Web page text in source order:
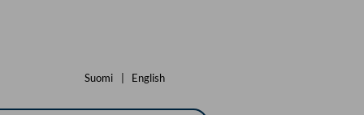
Suomi English